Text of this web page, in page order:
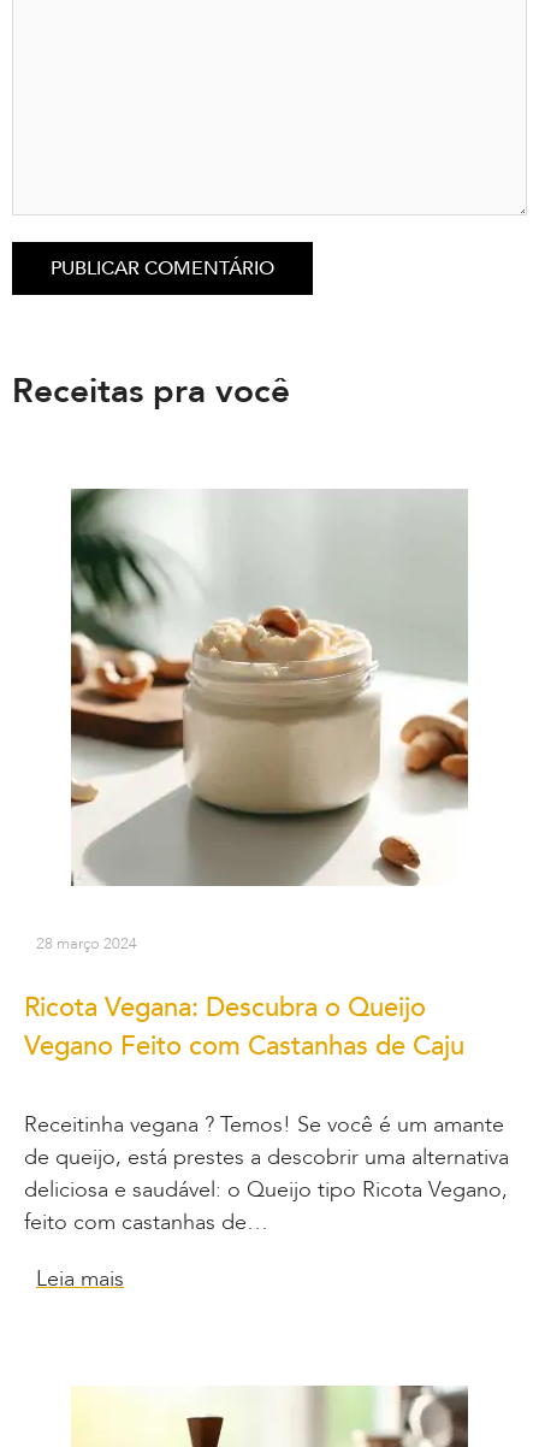
Receitas pra você
28 março 2024
Ricota Vegana: Descubra o Queijo
Vegano Feito com Castanhas de Caju
Receitinha vegana ? Temos! Se você é um amante
de queijo, está prestes a descobrir uma alternativa
deliciosa e saudável: o Queijo tipo Ricota Vegano,
feito com castanhas de…
Leia mais